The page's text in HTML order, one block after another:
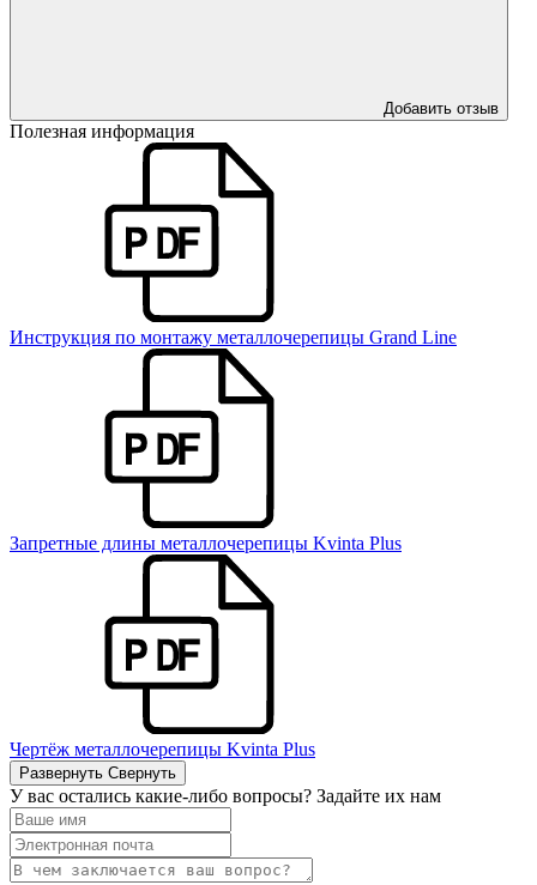
Добавить отзыв
Полезная информация
Инструкция по монтажу металлочерепицы Grand Line
Запретные длины металлочерепицы Kvinta Plus
Чертёж металлочерепицы Kvinta Plus
Развернуть Свернуть
У вас остались какие-либо вопросы? Задайте их нам